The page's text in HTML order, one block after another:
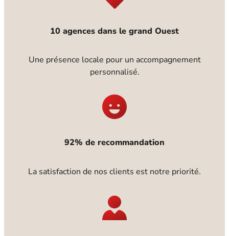
10 agences dans le grand Ouest
Une présence locale pour un accompagnement
personnalisé.
92% de recommandation
La satisfaction de nos clients est notre priorité.